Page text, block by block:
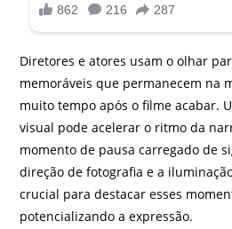
Diretores e atores usam o olhar
memoráveis que permanecem na
muito tempo após o filme acabar.
visual pode acelerar o ritmo da
momento de pausa carregado de
direção de fotografia e a
crucial para destacar esses
potencializando a expressão.